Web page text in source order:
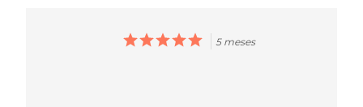
5 meses